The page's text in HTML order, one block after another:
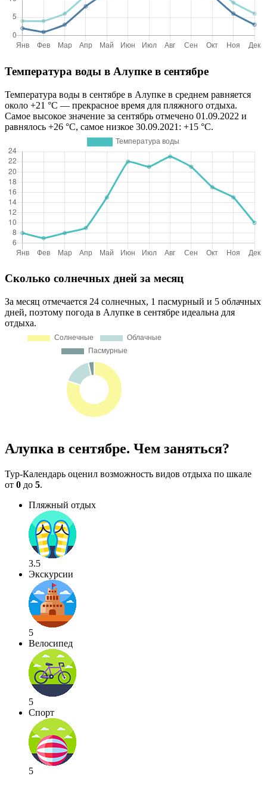
Температура воды в Алупке в сентябре
Температура воды в сентябре в Алупке в среднем равняется
около +21 °C — прекрасное время для пляжного отдыха.
Самое высокое значение за сентябрь отмечено 01.09.2022 и
равнялось +26 °C, самое низкое 30.09.2021: +15 °C.
Сколько солнечных дней за месяц
За месяц отмечается 24 солнечных, 1 пасмурный и 5 облачных
дней, поэтому погода в Алупке в сентябре идеальна для
отдыха.
Алупка в сентябре. Чем заняться?
Тур-Календарь оценил возможность видов отдыха по шкале
от 0 до 5.
Пляжный отдых
3.5
Экскурсии
5
Велосипед
5
Спорт
5